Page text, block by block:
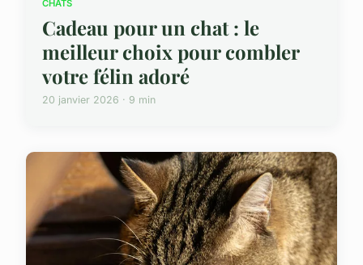
CHATS
Cadeau pour un chat : le
meilleur choix pour combler
votre félin adoré
20 janvier 2026 · 9 min